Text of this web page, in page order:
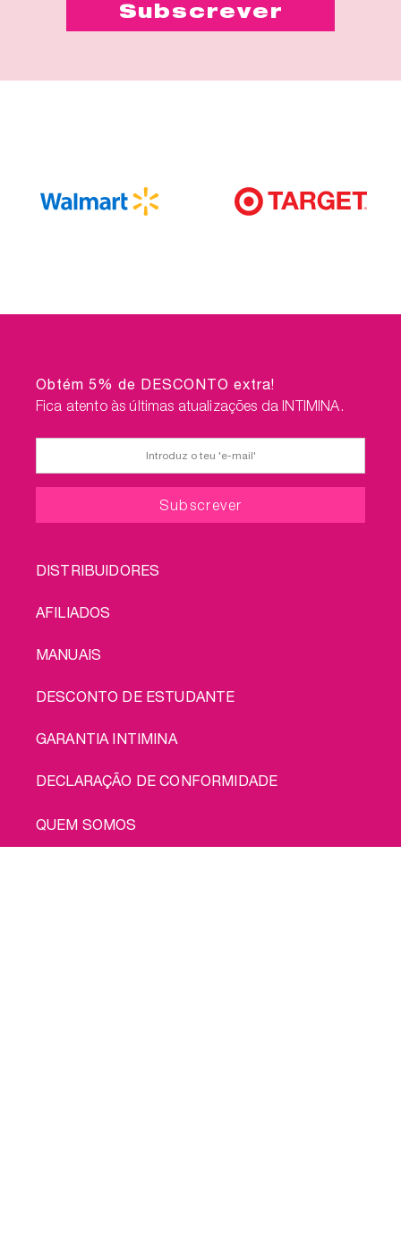
Obtém 5% de DESCONTO extra!
Fica atento às últimas atualizações da INTIMINA.
FOOTER
DISTRIBUIDORES
AFILIADOS
MANUAIS
DESCONTO DE ESTUDANTE
GARANTIA INTIMINA
DECLARAÇÃO DE CONFORMIDADE
LEGAL
QUEM SOMOS